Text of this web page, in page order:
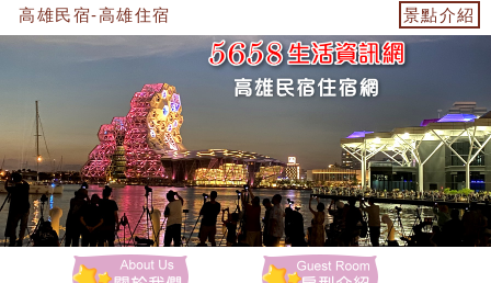
高雄民宿-高雄住宿 景點介紹